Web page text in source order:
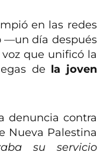
en las redes
—un día después
que unificó la
de la joven
denuncia contra
Nueva Palestina
su servicio